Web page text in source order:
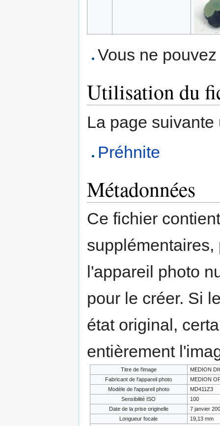
Vous ne
Utilisation du
La page
Préhnite
Métadonnées
Ce fichier
l'appareil photo
pour le créer. Si
état original,
entièrement
Titre de l'image
MEDION
Fabricant de l'appareil photo
MEDION
Modèle de l'appareil photo
MD411Z3
Sensibilité ISO
100
Date de la prise originelle
7 janvier
Longueur focale
19,13 mm